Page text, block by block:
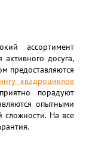
ассортимент
активного досуга,
предоставляются
квадроциклов
порадуют
опытными
На все